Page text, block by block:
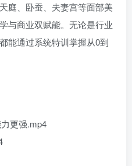
庭、卧蚕、夫妻宫等面部美
与商业双赋能。无论是行业
能通过系统特训掌握从0到
更强.mp4